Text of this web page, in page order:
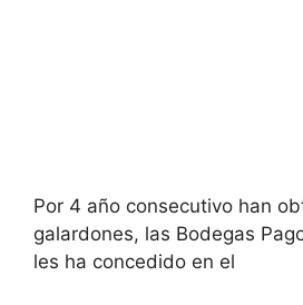
Por 4 año consecutivo han
galardones, las Bodegas
les ha concedido en el